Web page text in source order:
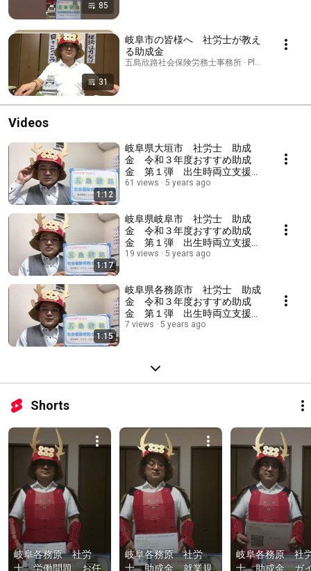
85
31
岐阜市の皆様へ 社労士が教え
る助成金
五島欣路社会保険労務士事務所 · Playlist
Videos
1:12
岐阜県大垣市 社労士 助成
金 令和３年度おすすめ助成
金 第１弾 出生時両立支援コ
ース
61 views 5 years ago
1:17
岐阜県岐阜市 社労士 助成
金 令和３年度おすすめ助成
金 第１弾 出生時両立支援コ
ース
19 views 5 years ago
1:15
岐阜県各務原市 社労士 助成
金 令和３年度おすすめ助成
金 第１弾 出生時両立支援コ
ース
7 views 5 years ago
Shorts
岐阜各務原　社労
士　労働問題　お任
岐阜各務原　社労
士　助成金　就業規
岐阜各務原　社
士　助成金　ガ